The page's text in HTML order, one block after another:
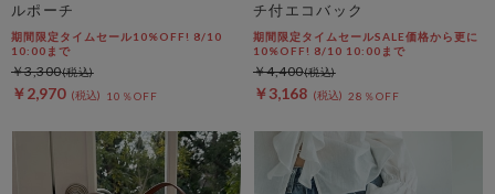
ルポーチ
期間限定タイムセール10%OFF! 8/10
10:00まで
￥2,970 10％OFF
￥3,300
チ付エコバック
期間限定タイムセールSALE価格から更に
10%OFF! 8/10 10:00まで
￥3,168 28％OFF
￥4,400